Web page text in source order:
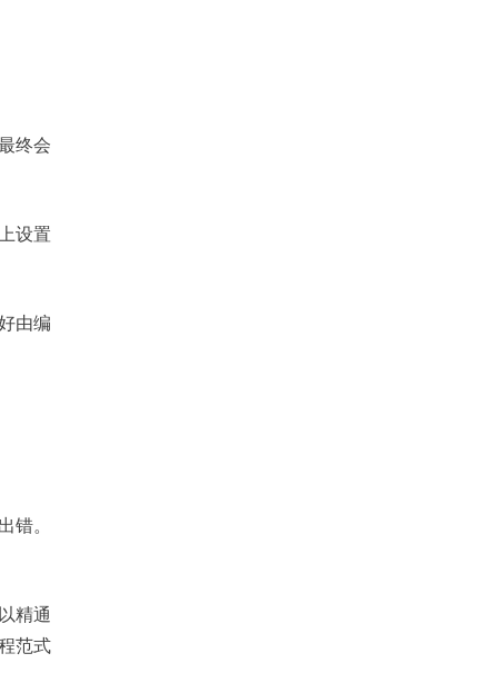
终会
设置
由编
错。
精通
范式